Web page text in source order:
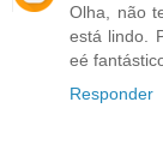
Olha, não
está lindo.
eé
Responder